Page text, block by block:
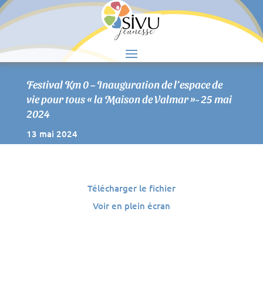
Festival Km 0 – Inauguration de l’espace de
vie pour tous « la Maison de Valmar »- 25 mai
2024
13 mai 2024
Télécharger le fichier
Voir en plein écran